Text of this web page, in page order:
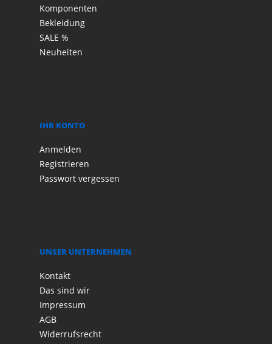
Komponenten
Bekleidung
SALE %
Neuheiten
IHR KONTO
Anmelden
Registrieren
Passwort vergessen
UNSER UNTERNEHMEN
Kontakt
Das sind wir
Impressum
AGB
Widerrufsrecht